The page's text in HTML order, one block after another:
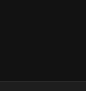
aktualności